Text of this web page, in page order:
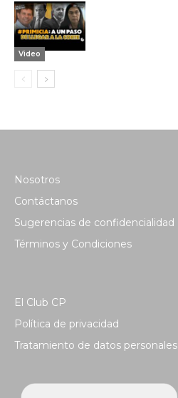
Video
Nosotros
Contáctanos
Sugerencias de confidencialidad
Términos y Condiciones
El Club CP
Política de privacidad
Tratamiento de datos personales